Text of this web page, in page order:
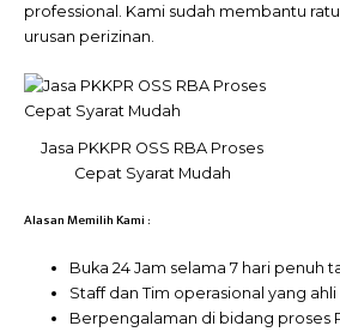
professional. Kami sudah membantu
urusan perizinan.
Jasa PKKPR OSS RBA Proses
Cepat Syarat Mudah
Alasan Memilih Kami :
Buka 24 Jam selama 7 hari penuh
Staff dan Tim operasional yang
Berpengalaman di bidang proses